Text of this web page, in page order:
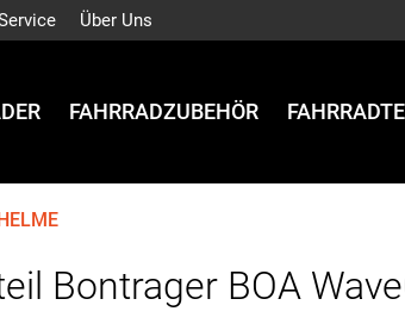
Über Uns
FAHRRADZUBEHÖR
Bontrager BOA